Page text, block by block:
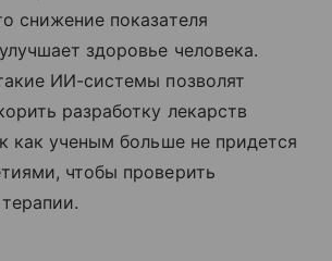
снижение показателя
здоровье человека.
ИИ-системы позволят
разработку лекарств
как ученым больше не придется
чтобы проверить